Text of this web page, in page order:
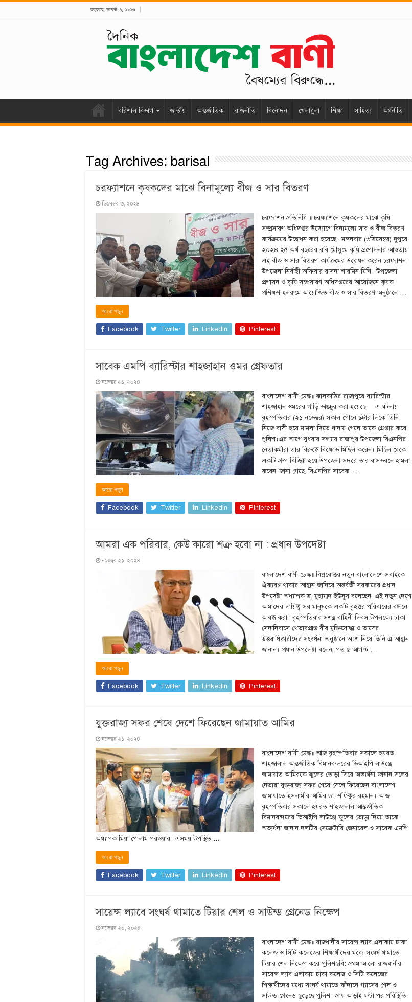
শুক্রবার, আগস্ট ৭, ২০২৬
বরিশাল বিভাগ জাতীয় আন্তর্জাতিক রাজনীতি বিনোদন খেলাধুলা শিক্ষা সাহিত্য অর্থনীতি
Tag Archives: barisal
চরফ্যাশনে কৃষকদের মাঝে বিনামূল্যে বীজ ও সার বিতরণ
ডিসেম্বর ৩, ২০২৪
চরফ্যাশন প্রতিনিধি ‍॥ চরফ্যাশনে কৃষকদের মাঝে কৃষি
সম্প্রসারণ অধিদপ্তর উদ্যোগে বিনামূল্যে সার ও বীজ বিতরণ
কার্যক্রমের উদ্বোধন করা হয়েছে। মঙ্গলবার (৩ডিসেম্বর) দুপুরে
২০২৪-২৫ অর্থ বছরের রবি মৌসুমে কৃষি প্রণোদনার আওতায়
এই বীজ ও সার বিতরণ কার্যক্রমের উদ্বোধন করেন চরফ্যাশন
উপজেলা নির্বাহী অফিসার রাসনা শারমিন মিথি। উপজেলা
প্রশাসন ও কৃষি সম্প্রসারণ অধিদপ্তরের আয়োজনে কৃষক
প্রশিক্ষণ হলরুমে আয়োজিত বীজ ও সার বিতরণ অনুষ্ঠানে …
আরো পড়ুন
Facebook Twitter LinkedIn Pinterest
সাবেক ‍এমপি ব্যারিস্টার শাহজাহান ওমর গ্রেফতার
নভেম্বর ২১, ২০২৪
বাংলাদেশ বাণী ডেস্ক॥ ঝালকাঠির রাজাপুরে ব্যারিস্টার
শাহজাহান ওমরের গাড়ি ভাঙচুর করা হয়েছে। এ ঘটনায়
বৃহস্পতিবার (২১ নভেম্বর) সকাল পৌনে ৯টার দিকে তিনি
নিজে বাদী হয়ে মামলা দিতে থানায় গেলে তাকে গ্রেপ্তার করে
পুলিশ।এর আগে বুধবার সন্ধ্যায় রাজাপুর উপজেলা বিএনপির
নেতাকর্মীরা তার বিরুদ্ধে বিক্ষোভ মিছিল করেন। মিছিল থেকে
একটি গ্রুপ বিচ্ছিন্ন হয়ে উপজেলা সদরে তার বাসভবনে হামলা
করেন।জানা গেছে, বিএনপির সাবেক …
আরো পড়ুন
Facebook Twitter LinkedIn Pinterest
আমরা এক পরিবার, কেউ কারো শত্রু হবো না : প্রধান উপদেষ্টা
নভেম্বর ২১, ২০২৪
বাংলাদেশ বাণী ডেস্ক॥ বিপ্লবোত্তর নতুন বাংলাদেশে সবাইকে
ঐক্যবদ্ধ থাকার আহ্বান জানিয়ে অন্তর্বর্তী সরকারের প্রধান
উপদেষ্টা অধ্যাপক ড. মুহাম্মদ ইউনূস বলেছেন, এই নতুন দেশে
আমাদের দায়িত্ব সব মানুষকে একটি বৃহত্তর পরিবারের বন্ধনে
আবদ্ধ করা। বৃহস্পতিবার সশস্ত্র বাহিনী দিবস উপলক্ষ্যে ঢাকা
সেনানিবাসে খেতাবপ্রাপ্ত বীর মুক্তিযোদ্ধা ও তাদের
উত্তরাধিকারীদের সংবর্ধনা অনুষ্ঠানে অংশ নিয়ে তিনি এ আহ্বান
জানান। প্রধান উপদেষ্টা বলেন, গত ৫ আগস্ট …
আরো পড়ুন
Facebook Twitter LinkedIn Pinterest
যুক্তরাজ্য সফর শেষে দেশে ফিরেছেন জামায়াত আমির
নভেম্বর ২১, ২০২৪
বাংলাদেশ বাণী ডেস্ক॥ আজ বৃহস্পতিবার সকালে হযরত
শাহজালাল আন্তর্জাতিক বিমানবন্দরের ভিআইপি লাউঞ্জে
জামায়াত আমিরকে ফুলের তোড়া দিয়ে অভ্যর্থনা জানান দলের
নেতারা যুক্তরাজ্য সফর শেষে দেশে ফিরেছেন বাংলাদেশ
জামায়াতে ইসলামীর আমির ডা. শফিকুর রহমান। আজ
বৃহস্পতিবার সকালে হযরত শাহজালাল আন্তর্জাতিক
বিমানবন্দরের ভিআইপি লাউঞ্জে ফুলের তোড়া দিয়ে তাকে
অভ্যর্থনা জানান দলটির সেক্রেটারি জেনারেল ও সাবেক এমপি
অধ্যাপক মিয়া গোলাম পরওয়ার। এসময় উপস্থিত …
আরো পড়ুন
Facebook Twitter LinkedIn Pinterest
সায়েন্স ল্যাবে সংঘর্ষ থামাতে টিয়ার শেল ও সাউন্ড গ্রেনেড নিক্ষেপ
নভেম্বর ২০, ২০২৪
বাংলাদেশ বাণী ডেস্ক॥ রাজধানীর সায়েন্স ল্যাব এলাকায় ঢাকা
কলেজ ও সিটি কলেজের শিক্ষার্থীদের মধ্যে সংঘর্ষ থামাতে
টিয়ার শেল নিক্ষেপ করে পুলিশছবি: প্রথম আলো রাজধানীর
সায়েন্স ল্যাব এলাকায় ঢাকা কলেজ ও সিটি কলেজের
শিক্ষার্থীদের মধ্যে সংঘর্ষ থামাতে কাঁদানে গ্যাসের শেল ও
সাউন্ড গ্রেনেড ছুড়েছে পুলিশ। প্রায় আড়াই ঘণ্টা পর পরিস্থিতি